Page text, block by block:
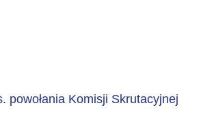
powołania Komisji Skrutacyjnej